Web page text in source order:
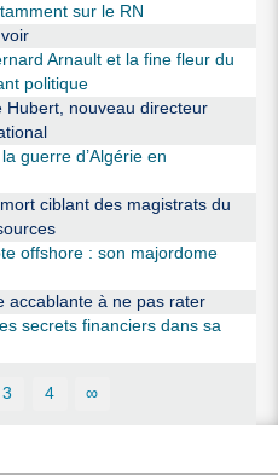
sur le RN
Arnault et la fine fleur du
politique
Hubert, nouveau directeur
guerre d’Algérie en
ciblant des magistrats du
offshore : son majordome
accablante à ne pas rater
secrets financiers dans sa
3 4 ∞